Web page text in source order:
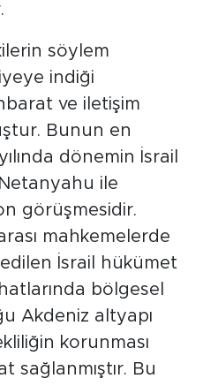
söylem
indiği
ve iletişim
Bunun en
dönemin İsrail
ile
görüşmesidir.
mahkemelerde
İsrail hükümet
bölgesel
Akdeniz altyapı
korunması
sağlanmıştır. Bu